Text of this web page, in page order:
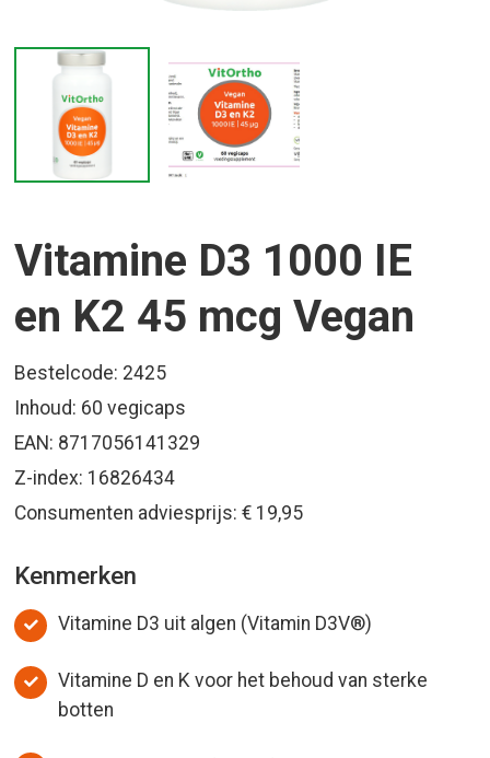
Vitamine D3 1000 IE
en K2 45 mcg Vegan
Bestelcode: 2425
Inhoud: 60 vegicaps
EAN: 8717056141329
Z-index: 16826434
Consumenten adviesprijs: € 19,95
Kenmerken
Vitamine D3 uit algen (Vitamin D3V®)
Vitamine D en K voor het behoud van sterke
botten